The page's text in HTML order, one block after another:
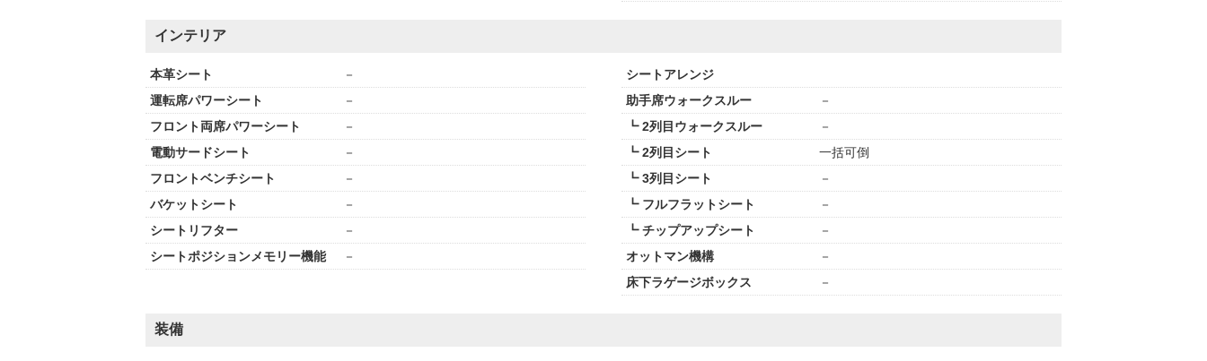
インテリア
本革シート
－
運転席パワーシート
－
フロント両席パワーシート
－
電動サードシート
－
フロントベンチシート
－
バケットシート
－
シートリフター
－
シートポジションメモリー機能
－
シートアレンジ
助手席ウォークスルー
－
┗ 2列目ウォークスルー
－
┗ 2列目シート
一括可倒
┗ 3列目シート
－
┗ フルフラットシート
－
┗ チップアップシート
－
オットマン機構
－
床下ラゲージボックス
－
装備